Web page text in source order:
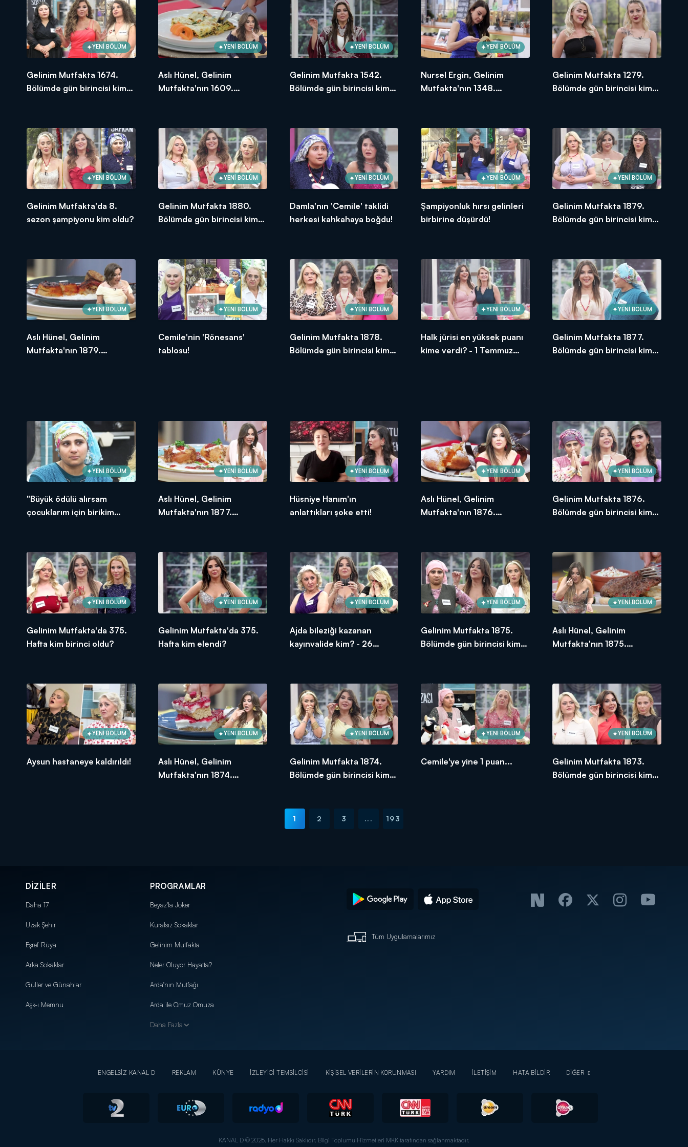
YENİ BÖLÜM
Gelinim Mutfakta 1674.
Bölümde gün birincisi kim
YENİ BÖLÜM
Aslı Hünel, Gelinim
Mutfakta'nın 1609.
YENİ BÖLÜM
Gelinim Mutfakta 1542.
Bölümde gün birincisi kim
YENİ BÖLÜM
Nursel Ergin, Gelinim
Mutfakta'nın 1348.
Gelinim Mutfakta 1279.
Bölümde gün birincisi kim
YENİ BÖLÜM
Gelinim Mutfakta'da 8.
sezon şampiyonu kim oldu?
YENİ BÖLÜM
Gelinim Mutfakta 1880.
Bölümde gün birincisi kim
YENİ BÖLÜM
Damla'nın 'Cemile' taklidi
herkesi kahkahaya boğdu!
YENİ BÖLÜM
Şampiyonluk hırsı gelinleri
birbirine düşürdü!
YENİ BÖLÜM
Gelinim Mutfakta 1879.
Bölümde gün birincisi kim
YENİ BÖLÜM
Aslı Hünel, Gelinim
Mutfakta'nın 1879.
YENİ BÖLÜM
Cemile'nin 'Rönesans'
tablosu!
YENİ BÖLÜM
Gelinim Mutfakta 1878.
Bölümde gün birincisi kim
YENİ BÖLÜM
Halk jürisi en yüksek puanı
kime verdi? - 1 Temmuz
YENİ BÖLÜM
Gelinim Mutfakta 1877.
Bölümde gün birincisi kim
YENİ BÖLÜM
"Büyük ödülü alırsam
çocuklarım için birikim
YENİ BÖLÜM
Aslı Hünel, Gelinim
Mutfakta'nın 1877.
YENİ BÖLÜM
Hüsniye Hanım'ın
anlattıkları şoke etti!
YENİ BÖLÜM
Aslı Hünel, Gelinim
Mutfakta'nın 1876.
YENİ BÖLÜM
Gelinim Mutfakta 1876.
Bölümde gün birincisi kim
YENİ BÖLÜM
Gelinim Mutfakta'da 375.
Hafta kim birinci oldu?
YENİ BÖLÜM
Gelinim Mutfakta'da 375.
Hafta kim elendi?
YENİ BÖLÜM
Ajda bileziği kazanan
kayınvalide kim? - 26
YENİ BÖLÜM
Gelinim Mutfakta 1875.
Bölümde gün birincisi kim
YENİ BÖLÜM
Aslı Hünel, Gelinim
Mutfakta'nın 1875.
YENİ BÖLÜM
Aysun hastaneye kaldırıldı!
YENİ BÖLÜM
Aslı Hünel, Gelinim
Mutfakta'nın 1874.
YENİ BÖLÜM
Gelinim Mutfakta 1874.
Bölümde gün birincisi kim
YENİ BÖLÜM
Cemile'ye yine 1 puan...
YENİ BÖLÜM
Gelinim Mutfakta 1873.
Bölümde gün birincisi kim
1 2 3 ... 193
DİZİLER
Daha 17
Uzak Şehir
Eşref Rüya
Arka Sokaklar
Güller ve Günahlar
Aşk-ı Memnu
PROGRAMLAR
Beyaz'la Joker
Kuralsız Sokaklar
Gelinim Mutfakta
Neler Oluyor Hayatta?
Arda'nın Mutfağı
Arda ile Omuz Omuza
Daha Fazla
Tüm Uygulamalarımız
ENGELSİZ KANAL D REKLAM KÜNYE İZLEYİCİ TEMSİLCİSİ KİŞİSEL VERİLERİN KORUNMASI YARDIM İLETİŞİM HATA BİLDİR DİĞER
KANAL D © 2026. Her Hakkı Saklıdır. Bilgi Toplumu Hizmetleri MKK tarafından sağlanmaktadır.